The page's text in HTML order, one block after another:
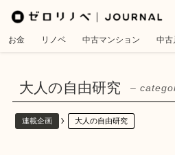
お金 リノベ 中古マンション 中古
大人の自由研究 –
連載企画 大人の自由研究